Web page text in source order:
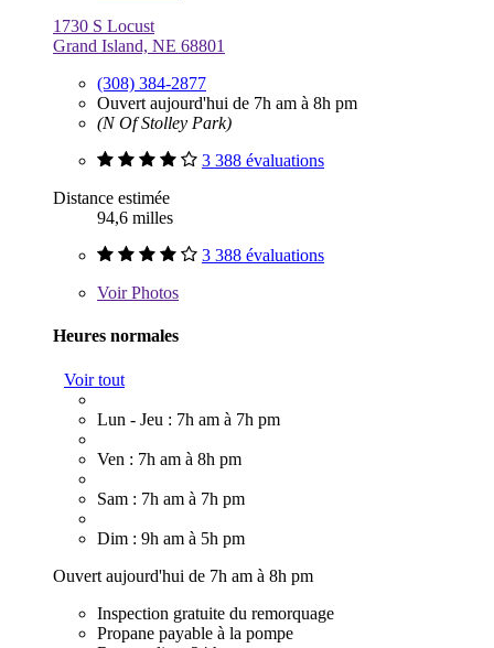
1730 S Locust
Grand Island, NE 68801
(308) 384-2877
Ouvert aujourd'hui de 7h am à 8h pm
(N Of Stolley Park)
3 388 évaluations
Distance estimée
94,6 milles
3 388 évaluations
VoirPhotos
Heures normales
Voir tout
Lun - Jeu : 7h am à 7h pm
Ven : 7h am à 8h pm
Sam : 7h am à 7h pm
Dim : 9h am à 5h pm
Ouvert aujourd'hui de 7h am à 8h pm
Inspection gratuite du remorquage
Propane payable à la pompe